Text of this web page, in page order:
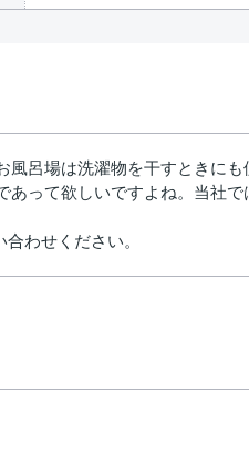
呂場は洗濯物を干すときに
って欲しいですよね。当社
わせください。